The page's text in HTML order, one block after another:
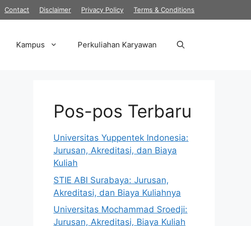
Contact Disclaimer Privacy Policy Terms & Conditions
Kampus Perkuliahan Karyawan
Pos-pos Terbaru
Universitas Yuppentek Indonesia:
Jurusan, Akreditasi, dan Biaya
Kuliah
STIE ABI Surabaya: Jurusan,
Akreditasi, dan Biaya Kuliahnya
Universitas Mochammad Sroedji:
Jurusan, Akreditasi, Biaya Kuliah